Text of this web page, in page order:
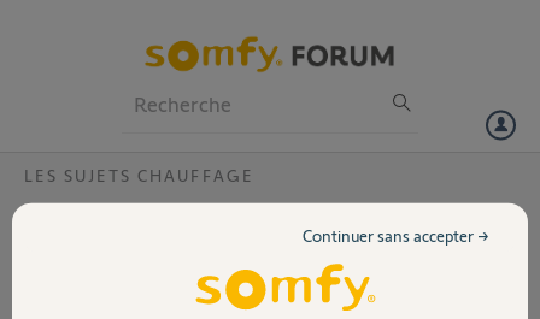
Volet
LES SUJETS CHAUFFAGE
Conso elec radiateurs connectés Sauter
Je possède des radiateurs Connectés Hekla de
Continuer sans accepter →